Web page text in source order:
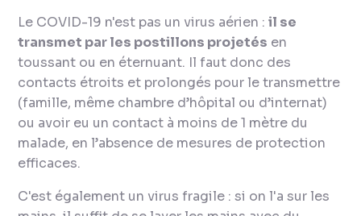
Le COVID-19 n'est pas un virus aérien :il se
transmet par les postillons projetés en
toussant ou en éternuant. Il faut donc des
contacts étroits et prolongés pour le transmettre
(famille, même chambre d’hôpital ou d’internat)
ou avoir eu un contact à moins de 1 mètre du
malade, en l’absence de mesures de protection
efficaces.
C'est également un virus fragile : si on l'a sur les